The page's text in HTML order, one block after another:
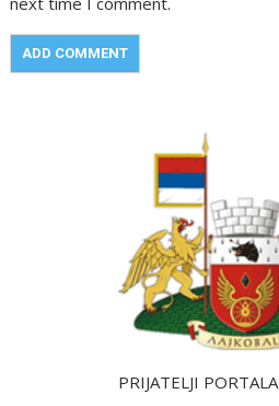
PRIJATELJI PORTALA